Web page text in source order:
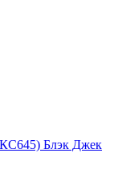
Блэк Джек